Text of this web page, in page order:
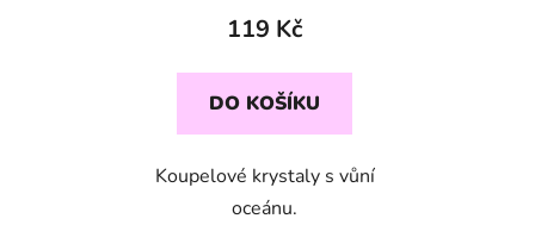
119 Kč
DO KOŠÍKU
Koupelové krystaly s vůní
oceánu.